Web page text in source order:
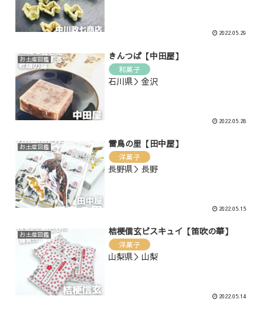
2022.05.29
お土産図鑑 きんつば【中田屋】
和菓子
石川県＞金沢
2022.05.28
お土産図鑑 雷鳥の里【田中屋】
洋菓子
長野県＞長野
2022.05.15
お土産図鑑 桔梗信玄ビスキュイ【笛吹の華】
洋菓子
山梨県＞山梨
2022.05.14